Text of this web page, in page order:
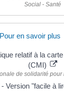
Social - Santé
Pour en savoir plus
relatif à la
(CMI)
de solidarité pour
Version "facile à